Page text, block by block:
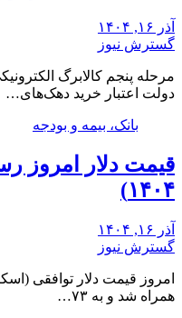
آذر ۱۶, ۱۴۰۴
گسترش نیوز
دولت اعتبار خرید دهک‌های…
بانک، بیمه و بودجه
۱۴۰۴)
آذر ۱۶, ۱۴۰۴
گسترش نیوز
امروز قیمت دلار توافقی
همراه شد و به ۷۳…